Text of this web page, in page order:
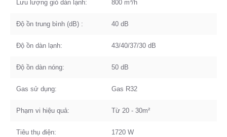
Lưu lượng gió dàn lạnh: 800 m³/h
Độ ồn trung bình (dB) : 40 dB
Độ ồn dàn lạnh: 43/40/37/30 dB
Độ ồn dàn nóng: 50 dB
Gas sử dụng: Gas R32
Phạm vi hiệu quả: Từ 20 - 30m²
Tiêu thụ điện: 1720 W